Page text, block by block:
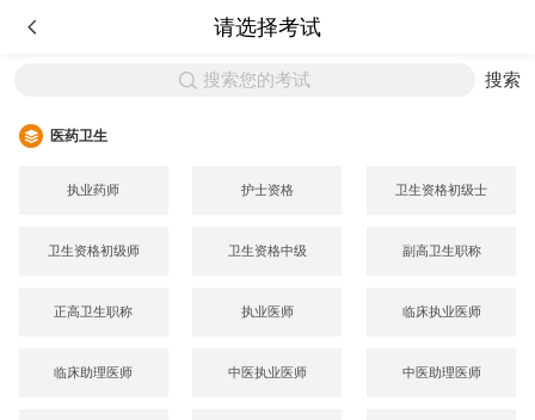
请选择考试
搜索您的考试 搜索
医药卫生
执业药师 护士资格 卫生资格初级士
卫生资格初级师 卫生资格中级 副高卫生职称
正高卫生职称 执业医师 临床执业医师
临床助理医师 中医执业医师 中医助理医师